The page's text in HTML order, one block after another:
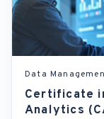
Data
Certificate
Analytics